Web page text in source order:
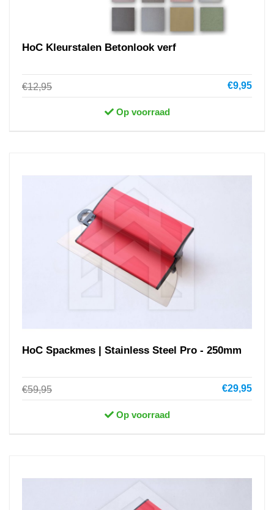
HoC Kleurstalen Betonlook verf
€12,95 €9,95
Op voorraad
HoC Spackmes | Stainless Steel Pro - 250mm
€59,95 €29,95
Op voorraad